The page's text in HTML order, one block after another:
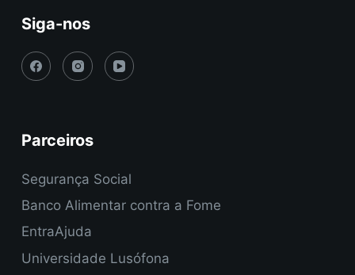
Siga-nos
Parceiros
Segurança Social
Banco Alimentar contra a Fome
EntraAjuda
Universidade Lusófona